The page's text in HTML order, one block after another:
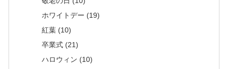
ホワイトデー (19)
紅葉 (10)
卒業式 (21)
ハロウィン (10)